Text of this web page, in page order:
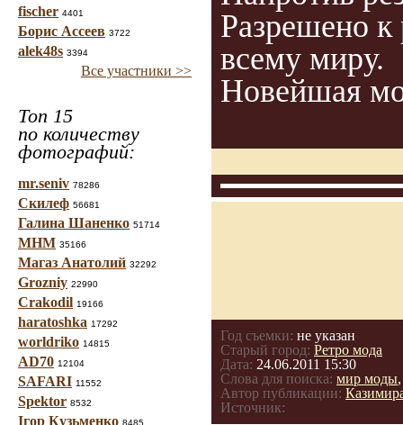
fischer 4401
Борис Ассеев 3722
alek48s 3394
Все участники >>
Топ 15
по количеству
фотографий:
mr.seniv 78286
Скилеф 56681
Галина Шаненко 51714
МНМ 35166
Магаз Анатолий 32292
Grozniy 22990
Crakodil 19166
haratoshka 17292
worldriko 14815
AD70 12104
SAFARI 11552
Spektor 8532
Ігор Кузьменко 8485
Разрешено
всему миру.
Новейшая
Год съемки: не указан
Старый город: Ретро мода
Дата: 24.06.2011 15:30
Слова для поиска: мир моды
Автор публикации:
Источник: